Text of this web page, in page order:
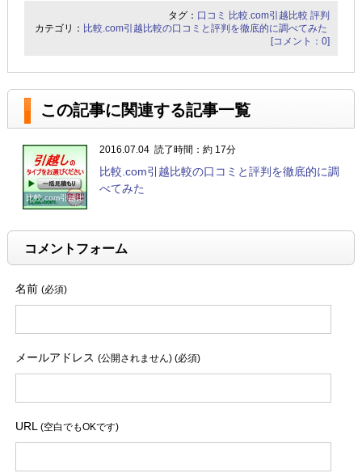
タグ： 口コミ 比較.com引越比較 評判
カテゴリ： 比較.com引越比較の口コミと評判を徹底的に調べてみた
[コメント：0]
この記事に関連する記事一覧
比較.com引越比
較の口コミと評
べてみた
2016.07.04 読了時間：約 17分
比較.com引越比較の口コミと評判を徹底的に調
べてみた
コメントフォーム
名前 (必須)
メールアドレス (公開されません) (必須)
URL (空白でもOKです)